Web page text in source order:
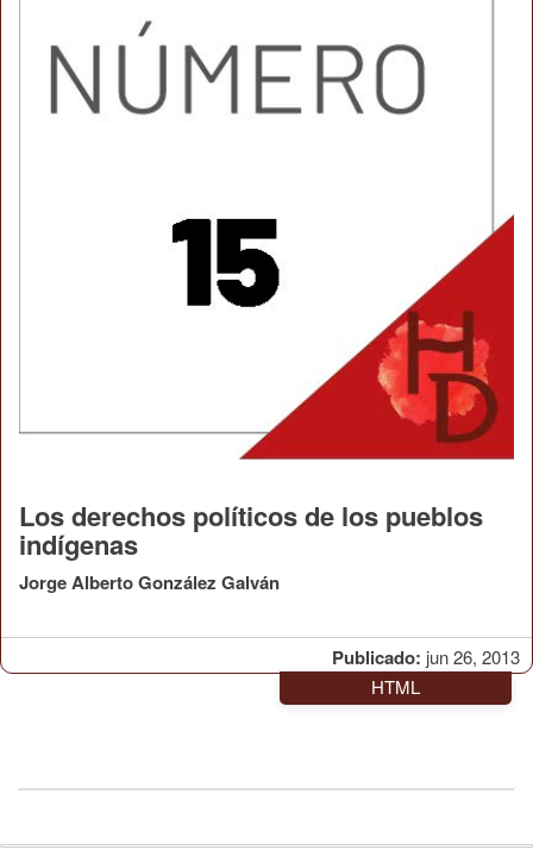
Publicado: jun 26, 2013
Los derechos políticos de los pueblos
indígenas
Jorge Alberto González Galván
HTML